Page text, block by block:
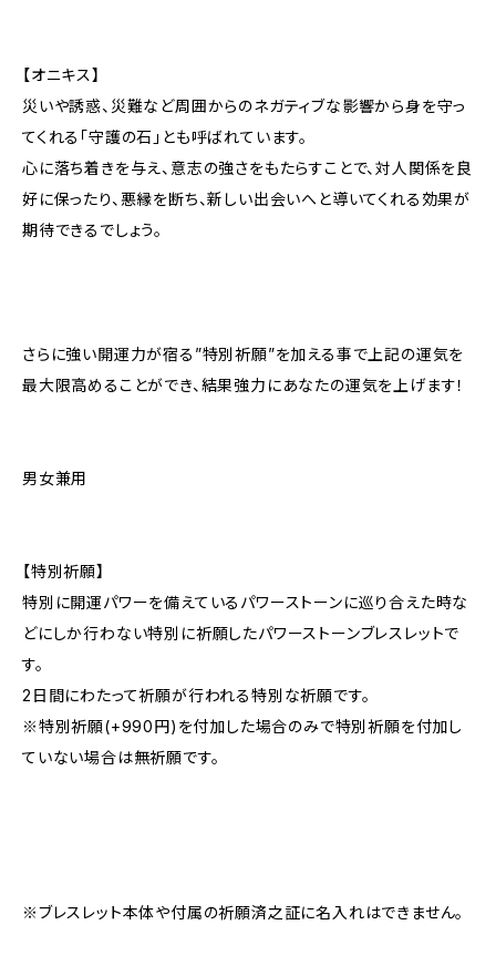
【オニキス】
災いや誘惑、災難など周囲からのネガティブな影響から身を守っ
てくれる「守護の石」とも呼ばれています。
心に落ち着きを与え、意志の強さをもたらすことで、対人関係を良
好に保ったり、悪縁を断ち、新しい出会いへと導いてくれる効果が
期待できるでしょう。
さらに強い開運力が宿る”特別祈願”を加える事で上記の運気を
最大限高めることができ、結果強力にあなたの運気を上げます！
男女兼用
【特別祈願】
特別に開運パワーを備えているパワーストーンに巡り合えた時な
どにしか行わない特別に祈願したパワーストーンブレスレットで
す。
2日間にわたって祈願が行われる特別な祈願です。
※特別祈願(+990円)を付加した場合のみで特別祈願を付加し
ていない場合は無祈願です。
※ブレスレット本体や付属の祈願済之証に名入れはできません。